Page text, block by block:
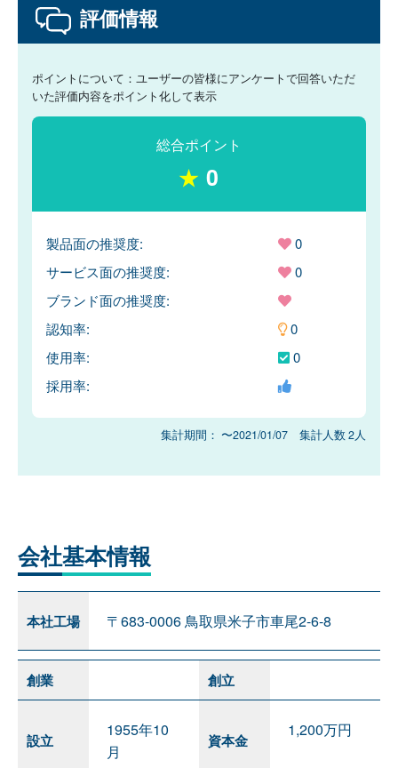
評価情報
ポイントについて：ユーザーの皆様にアンケートで回答いただ
いた評価内容をポイント化して表示
総合ポイント
★ 0
製品面の推奨度:
サービス面の推奨度:
ブランド面の推奨度:
0
0
認知率:
使用率:
採用率:
0
0
集計期間： 〜2021/01/07 集計人数 2人
会社基本情報
本社工場 〒683-0006 鳥取県米子市車尾2-6-8
創業 創立
設立
1955年10
月
資本金
1,200万円